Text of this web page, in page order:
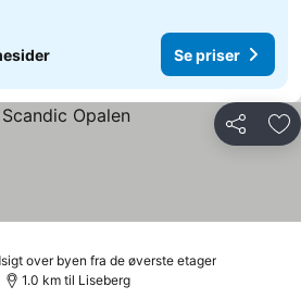
Se priser
Del
over byen fra de øverste etager
1.0 km til Liseberg